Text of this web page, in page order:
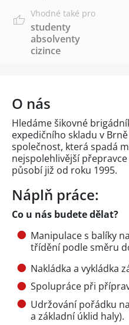
Vhodné také pro
studenty
absolventy
cizince
O nás
Hledáme šikovné
expedičního skladu v Brně
společnost, která spadá
nejspolehlivější
působí již od roku 1995.
Náplň práce:
Co u nás budete dělat?
Manipulace s balíky
třídění podle směru
Nakládka a vykládka
Spolupráce při
Udržování pořádku
a základní úklid haly).